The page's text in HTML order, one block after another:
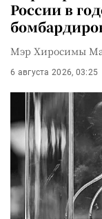
России в
Мэр Хиросимы
6 августа 2026, 03:25